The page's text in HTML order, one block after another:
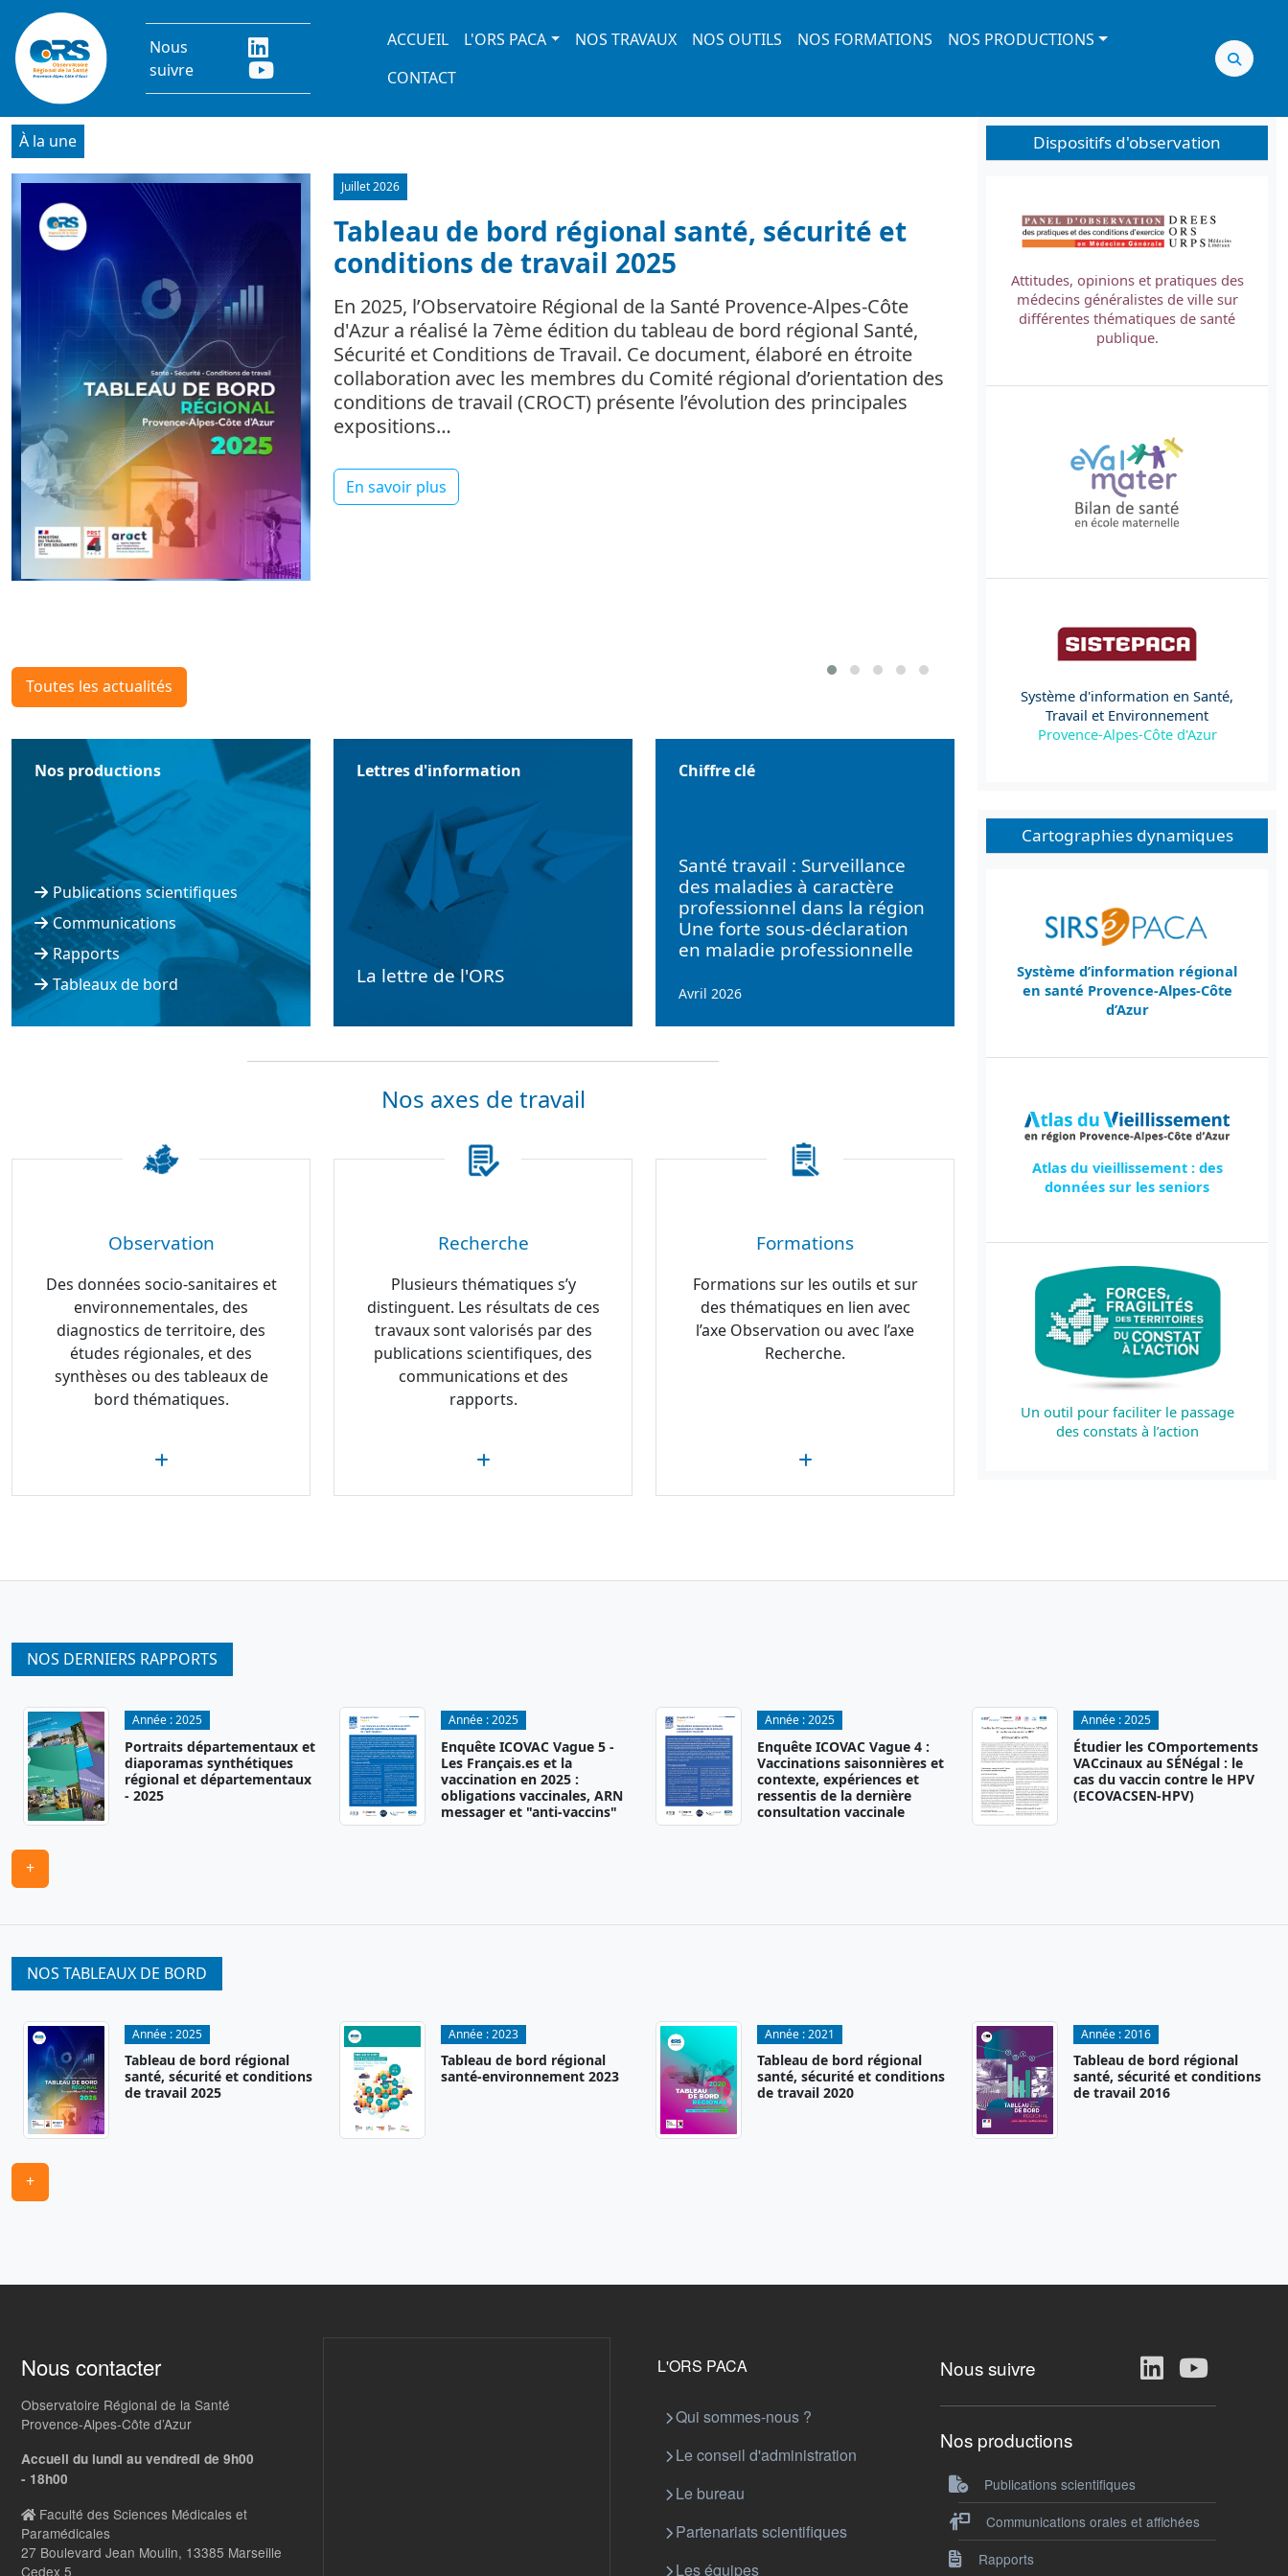
Aller au contenu principal
Nous
suivre
Main navigation
ACCUEIL L'ORS PACA NOS TRAVAUX NOS OUTILS NOS FORMATIONS
NOS PRODUCTIONS
CONTACT
À la une
Juillet 2026
Tableau de bord régional santé, sécurité et
conditions de travail 2025
En 2025, l’Observatoire Régional de la Santé Provence-Alpes-Côte
d'Azur a réalisé la 7ème édition du tableau de bord régional Santé,
Sécurité et Conditions de Travail. Ce document, élaboré en étroite
collaboration avec les membres du Comité régional d’orientation des
conditions de travail (CROCT) présente l’évolution des principales
expositions…
En savoir plus
Toutes les actualités
Nos productions
Publications scientifiques
Communications
Rapports
Tableaux de bord
Lettres d'information
La lettre de l'ORS
Chiffre clé
Santé travail : Surveillance
des maladies à caractère
professionnel dans la région
Une forte sous-déclaration
en maladie professionnelle
Avril 2026
Nos axes de travail
Observation
Des données socio-sanitaires et
environnementales, des
diagnostics de territoire, des
études régionales, et des
synthèses ou des tableaux de
bord thématiques.
Recherche
Plusieurs thématiques s’y
distinguent. Les résultats de ces
travaux sont valorisés par des
publications scientifiques, des
communications et des
rapports.
Formations
Formations sur les outils et sur
des thématiques en lien avec
l’axe Observation ou avec l’axe
Recherche.
Dispositifs d'observation
Attitudes, opinions et pratiques des
médecins généralistes de ville sur
différentes thématiques de santé
publique.
Système d'information en Santé,
Travail et Environnement
Provence-Alpes-Côte d'Azur
Cartographies dynamiques
Système d’information régional
en santé Provence-Alpes-Côte
d’Azur
Atlas du vieillissement : des
données sur les seniors
Un outil pour faciliter le passage
des constats à l’action
NOS DERNIERS RAPPORTS
Année :2025
Portraits départementaux et
diaporamas synthétiques
régional et départementaux
- 2025
Année :2025
Enquête ICOVAC Vague 5 -
Les Français.es et la
vaccination en 2025 :
obligations vaccinales, ARN
messager et "anti-vaccins"
Année :2025
Enquête ICOVAC Vague 4 :
Vaccinations saisonnières et
contexte, expériences et
ressentis de la dernière
consultation vaccinale
Année :2025
Étudier les COmportements
VACcinaux au SÉNégal : le
cas du vaccin contre le HPV
(ECOVACSEN-HPV)
+
NOS TABLEAUX DE BORD
Année :2025
Tableau de bord régional
santé, sécurité et conditions
de travail 2025
Année :2023
Tableau de bord régional
santé-environnement 2023
Année :2021
Tableau de bord régional
santé, sécurité et conditions
de travail 2020
Année :2016
Tableau de bord régional
santé, sécurité et conditions
de travail 2016
+
Nous contacter
Observatoire Régional de la Santé
Provence-Alpes-Côte d’Azur
Accueil du lundi au vendredi de 9h00
- 18h00
Faculté des Sciences Médicales et
Paramédicales
27 Boulevard Jean Moulin, 13385 Marseille
Cedex 5
L'ORS PACA
Qui sommes-nous ?
Le conseil d'administration
Le bureau
Partenariats scientifiques
Les équipes
Nous suivre
Nos productions
Publications scientifiques
Communications orales et affichées
Rapports